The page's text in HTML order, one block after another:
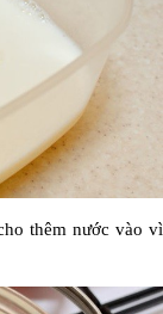
thêm nước vào vì